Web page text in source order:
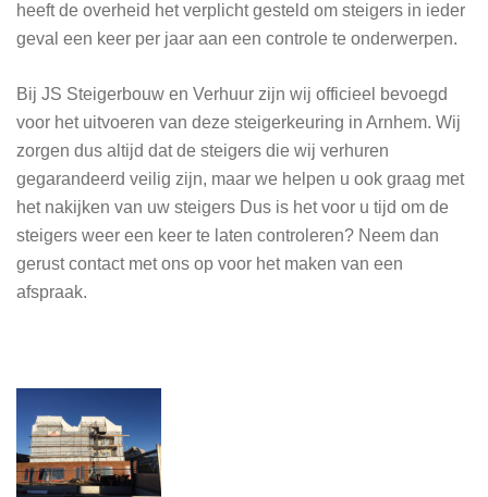
heeft de overheid het verplicht gesteld om steigers in ieder
geval een keer per jaar aan een controle te onderwerpen.
Bij JS Steigerbouw en Verhuur zijn wij officieel bevoegd
voor het uitvoeren van deze steigerkeuring in Arnhem. Wij
zorgen dus altijd dat de steigers die wij verhuren
gegarandeerd veilig zijn, maar we helpen u ook graag met
het nakijken van uw steigers Dus is het voor u tijd om de
steigers weer een keer te laten controleren? Neem dan
gerust contact met ons op voor het maken van een
afspraak.